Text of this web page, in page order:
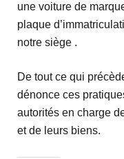
une voiture de
plaque
notre siège .
De tout ce qui
dénonce ces
autorités en charge
et de leurs biens.